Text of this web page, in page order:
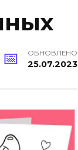
ОБНОВЛЕНО
25.07.2023